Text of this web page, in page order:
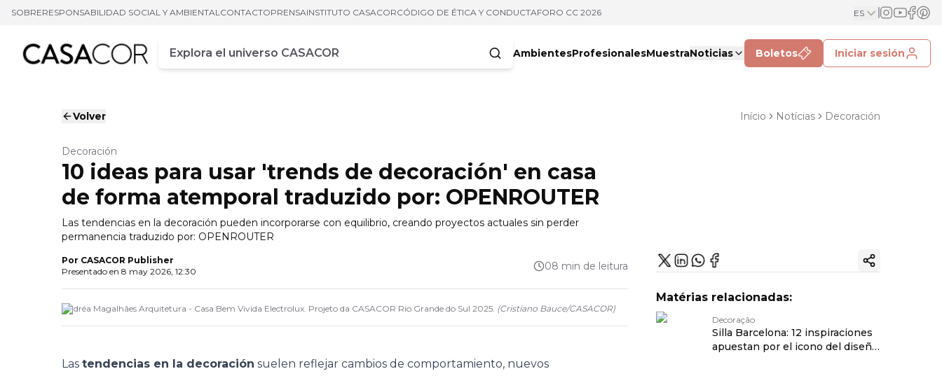
SOBRERESPONSABILIDAD SOCIAL Y AMBIENTALCONTACTOPRENSAINSTITUTO CASACORCÓDIGO DE ÉTICA Y CONDUCTAFORO CC 2026 ES
Campo de busca
Ingrese al menos tres caracteres
AmbientesProfesionalesMuestraNoticias Boletos Iniciar sesión
Volver Início Notícias Decoración
Decoración
10 ideas para usar 'trends de decoración' en casa
de forma atemporal traduzido por: OPENROUTER
Las tendencias en la decoración pueden incorporarse con equilibrio, creando proyectos actuales sin perder
permanencia traduzido por: OPENROUTER
Por CASACOR Publisher
Presentado en 8 may 2026, 12:30 08 min de leitura
Andréa Magalhães Arquitetura - Casa Bem Vivida Electrolux. Projeto da CASACOR Rio Grande do Sul 2025. (Cristiano Bauce/CASACOR)
Las tendencias en la decoración suelen reflejar cambios de comportamiento, nuevos
Copiar enlace
Matérias relacionadas:
Decoração
Silla Barcelona: 12 inspiraciones
apuestan por el icono del diseño